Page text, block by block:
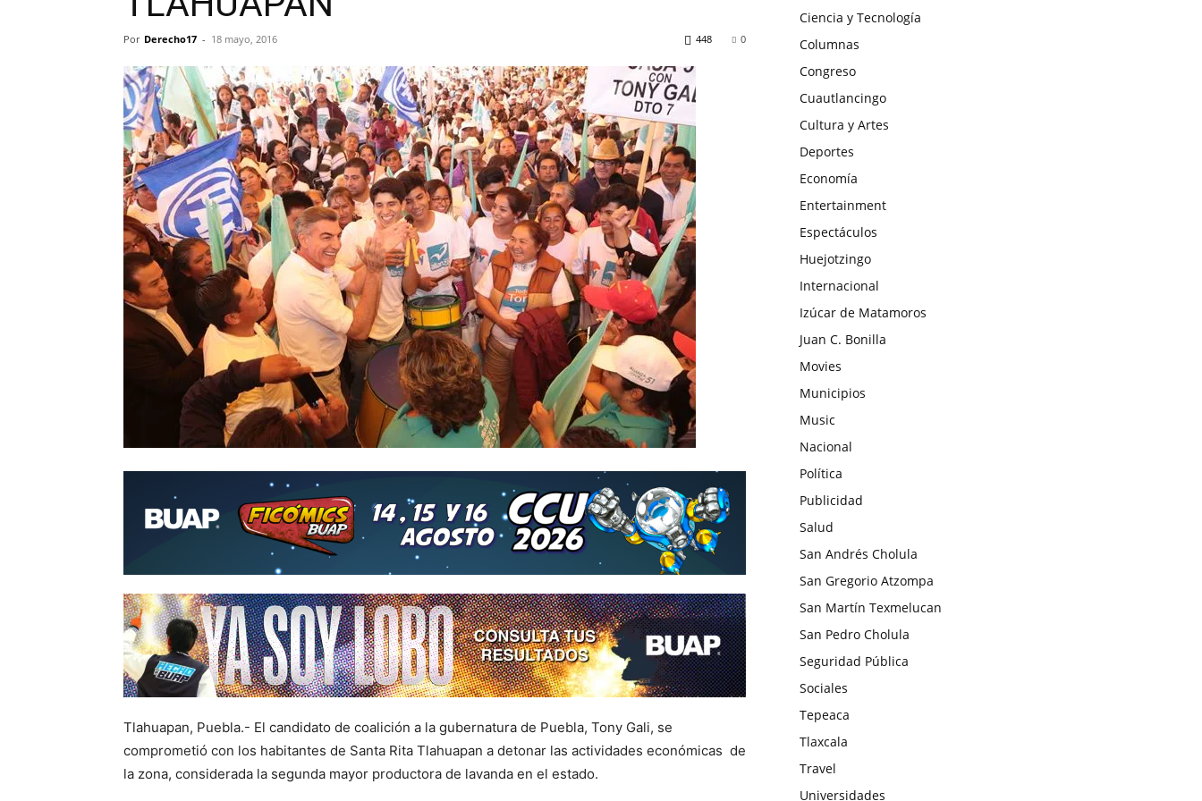
Por Derecho17 - 18 mayo, 2016 0
448
Tlahuapan, Puebla.- El candidato de coalición a la gubernatura de Puebla, Tony Gali, se
comprometió con los habitantes de Santa Rita Tlahuapan a detonar las actividades económicas de
la zona, considerada la segunda mayor productora de lavanda en el estado.
Ciencia y Tecnología
Columnas
Congreso
Cuautlancingo
Cultura y Artes
Deportes
Economía
Entertainment
Espectáculos
Huejotzingo
Internacional
Izúcar de Matamoros
Juan C. Bonilla
Movies
Municipios
Music
Nacional
Política
Publicidad
Salud
San Andrés Cholula
San Gregorio Atzompa
San Martín Texmelucan
San Pedro Cholula
Seguridad Pública
Sociales
Tepeaca
Tlaxcala
Travel
Universidades